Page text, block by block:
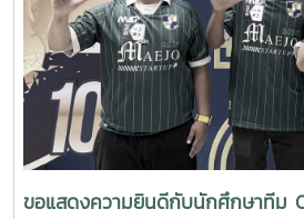
ขอแสดงความยินดีกับนักศึกษาทีม